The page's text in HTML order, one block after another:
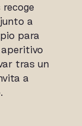
a
para
aperitivo
tras un
a